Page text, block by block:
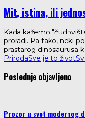
Mit, istina, ili
Kada kažemo
proradi. Pa tako, neki
prastarog dinosaurusa
PrirodaSve je to život
Poslednje objavljeno
Prozor u svet modernog